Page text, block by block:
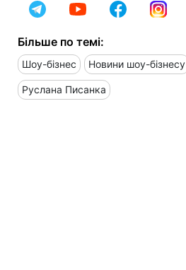
Більше по темі:
Шоу-бізнес Новини шоу-бізнесу
Руслана Писанка